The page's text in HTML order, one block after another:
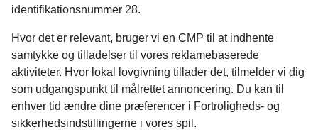
identifikationsnummer 28.
Hvor det er relevant, bruger vi en CMP til at indhente
samtykke og tilladelser til vores reklamebaserede
aktiviteter. Hvor lokal lovgivning tillader det, tilmelder vi dig
som udgangspunkt til målrettet annoncering. Du kan til
enhver tid ændre dine præferencer i Fortroligheds- og
sikkerhedsindstillingerne i vores spil.